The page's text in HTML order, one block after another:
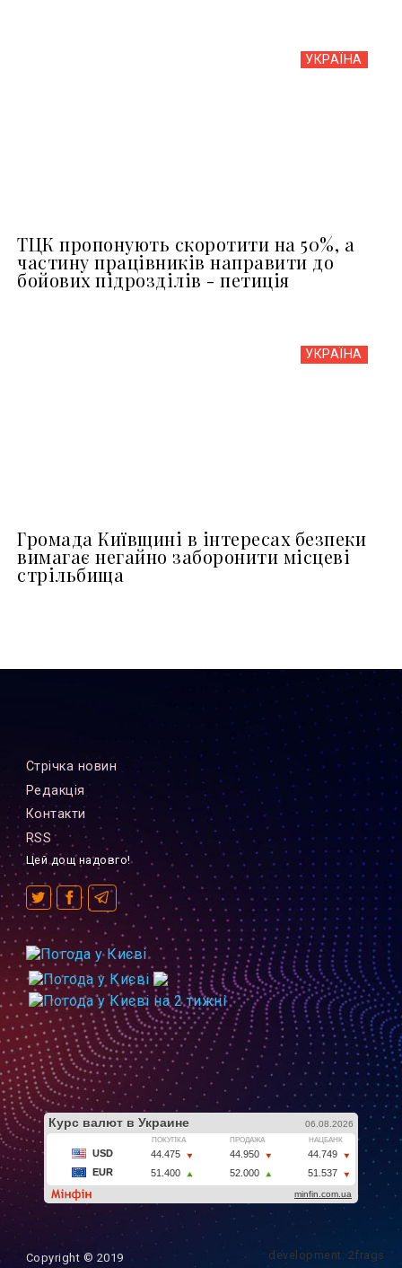
УКРАЇНА
ТЦК пропонують скоротити на 50%, а
частину працівників направити до
бойових підрозділів - петиція
УКРАЇНА
Громада Київщині в інтересах безпеки
вимагає негайно заборонити місцеві
стрільбища
Стрiчка новин
Редакцiя
Контакти
RSS
Цей дощ надовго!
Copyright © 2019 development: 2frags